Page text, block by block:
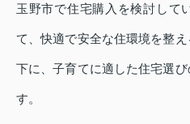
玉野市で住宅購入を検討して
て、快適で安全な住環境を整
下に、子育てに適した住宅選
す。